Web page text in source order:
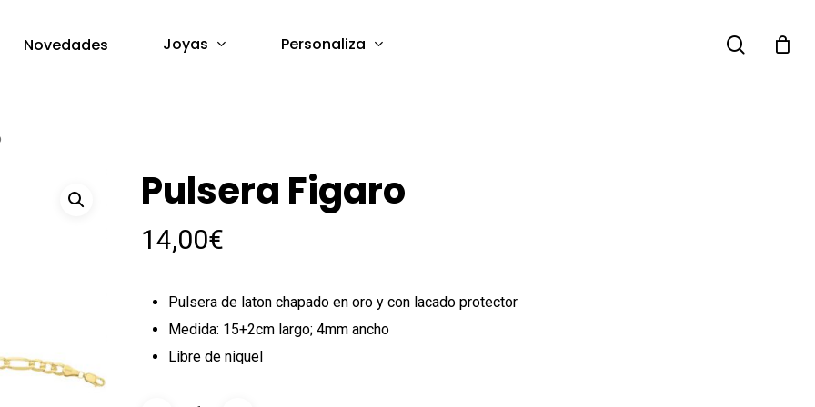
Novedades Joyas Personaliza search
Pulsera Figaro
14,00€
Pulsera de laton chapado en oro y con lacado protector
Medida: 15+2cm largo; 4mm ancho
Libre de niquel